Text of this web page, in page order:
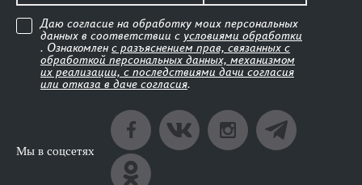
Даю согласие на обработку моих персональных
данных в соответствии с условиями обработки
. Ознакомлен с разъяснением прав, связанных с
обработкой персональных данных, механизмом
их реализации, с последствиями дачи согласия
или отказа в даче согласия.
Мы в соцсетях